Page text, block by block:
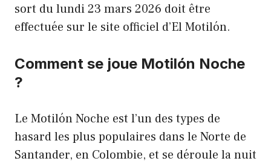
sort du lundi 23 mars 2026 doit être
effectuée sur le site officiel d’El Motilón.
Comment se joue Motilón Noche
?
Le Motilón Noche est l’un des types de
hasard les plus populaires dans le Norte de
Santander, en Colombie, et se déroule la nuit